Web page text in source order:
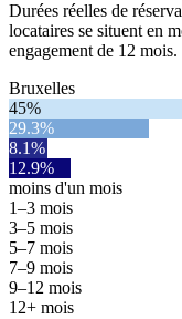
Durées réelles de
locataires se situent en
engagement de 12 mois.
Bruxelles
45%
29.3%
8.1%
12.9%
moins d'un mois
1–3 mois
3–5 mois
5–7 mois
7–9 mois
9–12 mois
12+ mois